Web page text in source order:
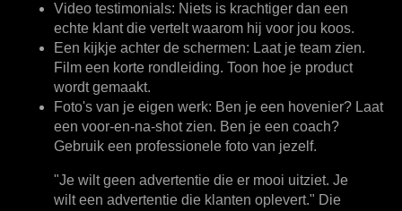
Video testimonials: Niets is krachtiger dan een
echte klant die vertelt waarom hij voor jou koos.
Een kijkje achter de schermen: Laat je team zien.
Film een korte rondleiding. Toon hoe je product
wordt gemaakt.
Foto's van je eigen werk: Ben je een hovenier? Laat
een voor-en-na-shot zien. Ben je een coach?
Gebruik een professionele foto van jezelf.
"Je wilt geen advertentie die er mooi uitziet. Je
wilt een advertentie die klanten oplevert." Die